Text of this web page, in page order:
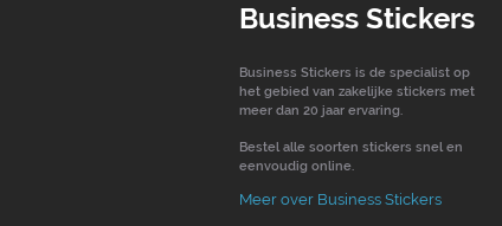
Business Stickers
Business Stickers is de specialist op
het gebied van zakelijke stickers met
meer dan 20 jaar ervaring.
Bestel alle soorten stickers snel en
eenvoudig online.
Meer over Business Stickers